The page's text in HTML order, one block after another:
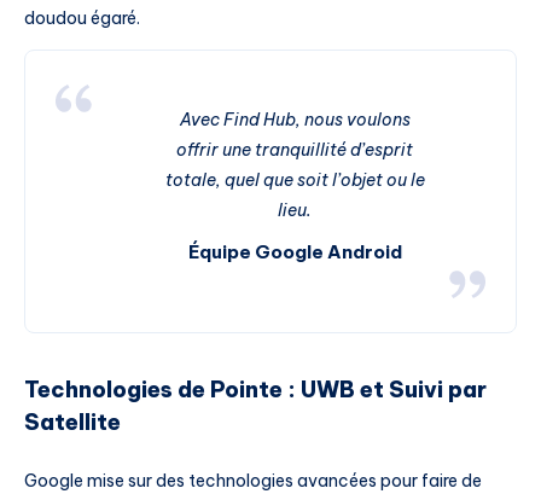
doudou égaré.
Avec Find Hub, nous voulons
offrir une tranquillité d’esprit
totale, quel que soit l’objet ou le
lieu.
Équipe Google Android
Technologies de Pointe : UWB et Suivi par
Satellite
Google mise sur des technologies avancées pour faire de